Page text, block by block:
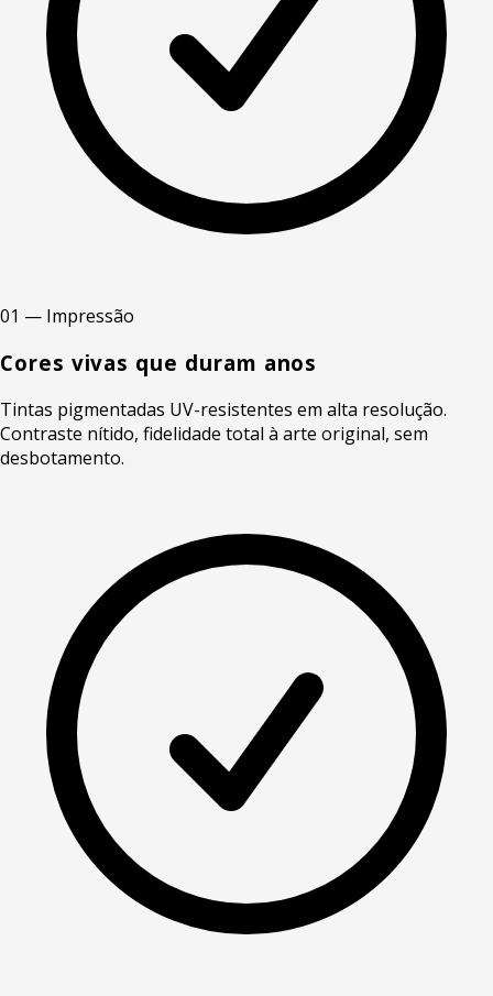
01 — Impressão
Cores vivas que duram anos
Tintas pigmentadas UV-resistentes em alta resolução.
Contraste nítido, fidelidade total à arte original, sem
desbotamento.